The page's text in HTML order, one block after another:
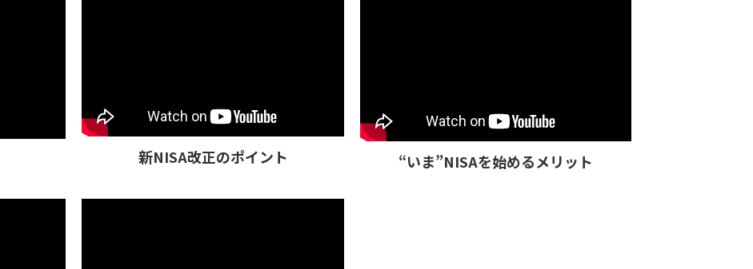
新NISA改正のポイント “いま”NISAを始めるメリット